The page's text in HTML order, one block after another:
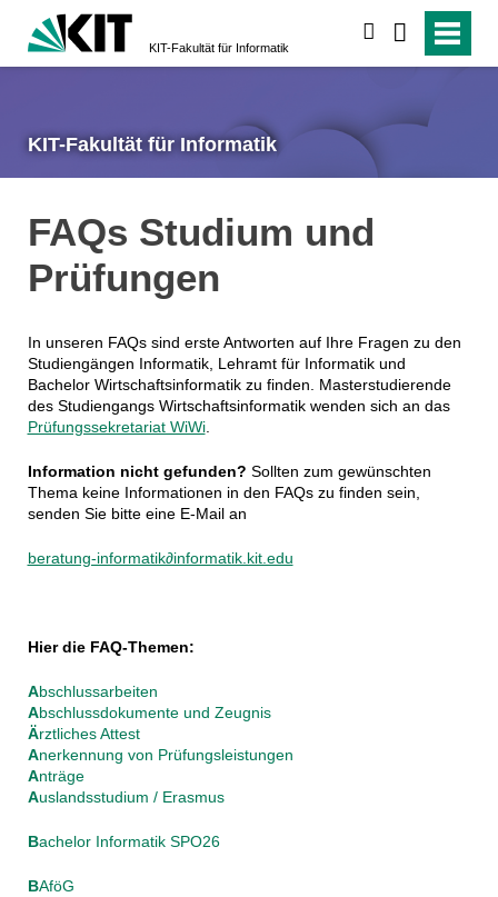
KIT-Fakultät für Informatik
KIT-Fakultät für Informatik
FAQs Studium und
Prüfungen
In unseren FAQs sind erste Antworten auf Ihre Fragen zu den
Studiengängen Informatik, Lehramt für Informatik und
Bachelor Wirtschaftsinformatik zu finden. Masterstudierende
des Studiengangs Wirtschaftsinformatik wenden sich an das
Prüfungssekretariat WiWi.
Information nicht gefunden? Sollten zum gewünschten
Thema keine Informationen in den FAQs zu finden sein,
senden Sie bitte eine E-Mail an
beratung-informatik∂informatik.kit.edu
Hier die FAQ-Themen:
Abschlussarbeiten
Abschlussdokumente und Zeugnis
Ärztliches Attest
Anerkennung von Prüfungsleistungen
Anträge
Auslandsstudium / Erasmus
Bachelor Informatik SPO26
BAföG